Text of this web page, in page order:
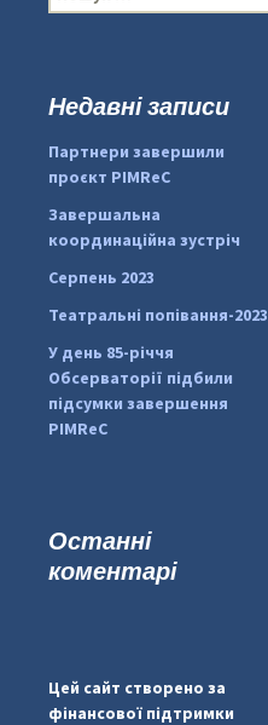
о
:Недавні записи
Партнери завершили
проєкт PIMReC
Завершальна
координаційна зустріч
Серпень 2023
Театральні попівання-2023
У день 85-річчя
Обсерваторії підбили
підсумки завершення
PIMReC
Останні
коментарі
Цей сайт створено за
фінансової підтримки